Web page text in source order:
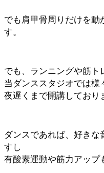
でも肩甲骨周りだけを
す。
でも、ランニングや筋ト
当ダンススタジオでは
夜遅くまで開講しており
ダンスであれば、好き
すし
有酸素運動や筋力アップ